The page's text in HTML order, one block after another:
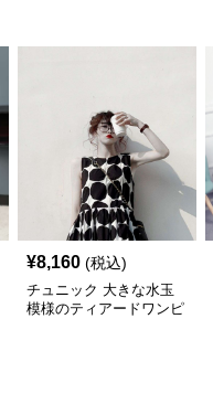
¥8,160 (税込)
チュニック 大きな水玉
模様のティアードワンピ